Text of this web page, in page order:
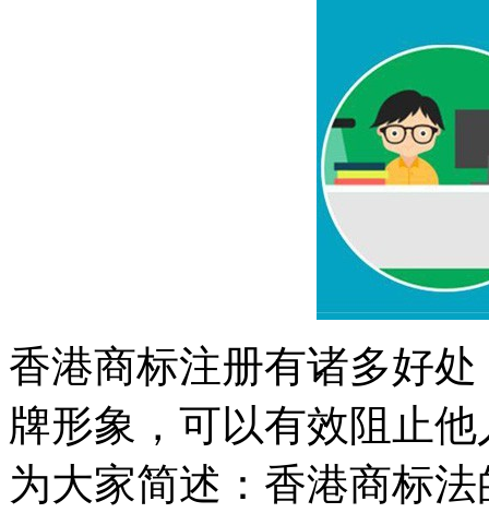
香港商标注册有诸多好
牌形象，可以有效阻止
为大家简述：香港商标